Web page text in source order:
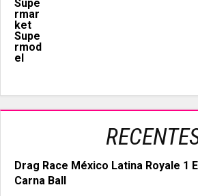
Drag Race México Latina Royale 1
Carna Ball